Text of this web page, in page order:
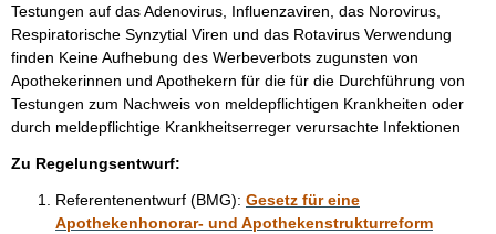
Testungen auf das Adenovirus, Influenzaviren, das Norovirus,
Respiratorische Synzytial Viren und das Rotavirus Verwendung
finden Keine Aufhebung des Werbeverbots zugunsten von
Apothekerinnen und Apothekern für die für die Durchführung von
Testungen zum Nachweis von meldepflichtigen Krankheiten oder
durch meldepflichtige Krankheitserreger verursachte Infektionen
Zu Regelungsentwurf:
Referentenentwurf (BMG): Gesetz für eine
Apothekenhonorar- und Apothekenstrukturreform